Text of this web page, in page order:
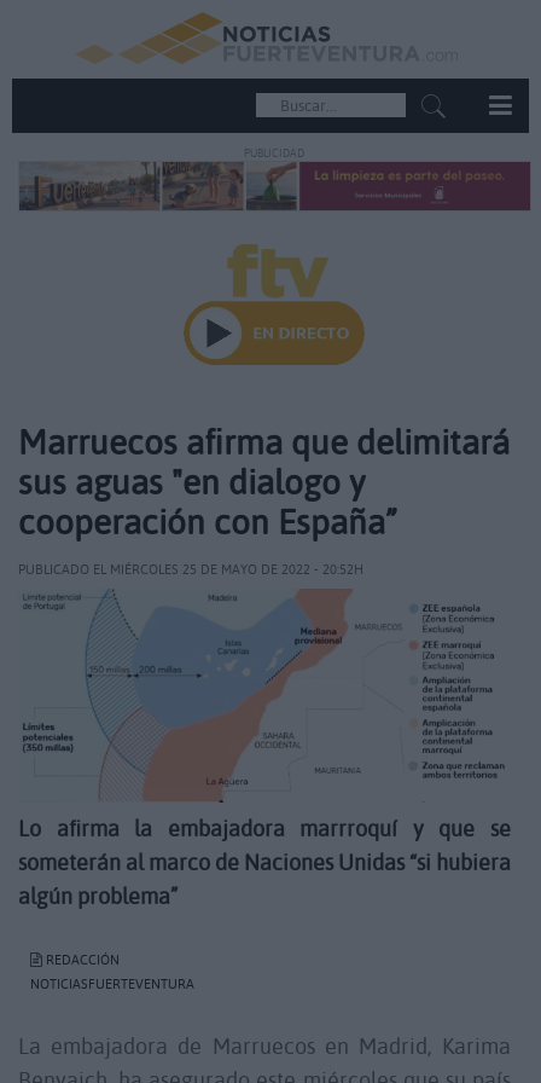
PUBLICIDAD
Marruecos afirma que delimitará
sus aguas "en dialogo y
cooperación con España”
PUBLICADO EL MIÉRCOLES 25 DE MAYO DE 2022 - 20:52H
Lo afirma la embajadora marrroquí y que se
someterán al marco de Naciones Unidas “si hubiera
algún problema”
REDACCIÓN
NOTICIASFUERTEVENTURA
La embajadora de Marruecos en Madrid, Karima